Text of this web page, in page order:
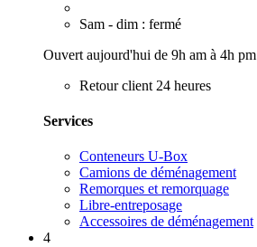
Sam - dim : fermé
Ouvert aujourd'hui de 9h am à 4h pm
Retour client 24 heures
Services
Conteneurs U-Box
Camions de déménagement
Remorques et remorquage
Libre-entreposage
Accessoires de déménagement
4